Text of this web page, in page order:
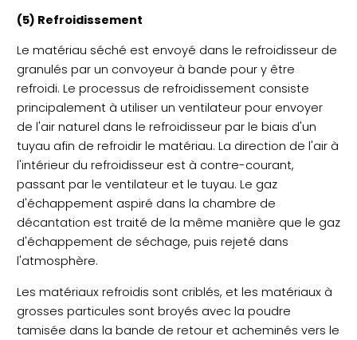
(5) Refroidissement
Le matériau séché est envoyé dans le refroidisseur de
granulés par un convoyeur à bande pour y être
refroidi. Le processus de refroidissement consiste
principalement à utiliser un ventilateur pour envoyer
de l'air naturel dans le refroidisseur par le biais d'un
tuyau afin de refroidir le matériau. La direction de l'air à
l'intérieur du refroidisseur est à contre-courant,
passant par le ventilateur et le tuyau. Le gaz
d'échappement aspiré dans la chambre de
décantation est traité de la même manière que le gaz
d'échappement de séchage, puis rejeté dans
l'atmosphère.
Les matériaux refroidis sont criblés, et les matériaux à
grosses particules sont broyés avec la poudre
tamisée dans la bande de retour et acheminés vers le